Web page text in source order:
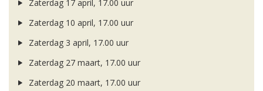
Zaterdag 17 april, 17.00 uur
Zaterdag 10 april, 17.00 uur
Zaterdag 3 april, 17.00 uur
Zaterdag 27 maart, 17.00 uur
Zaterdag 20 maart, 17.00 uur